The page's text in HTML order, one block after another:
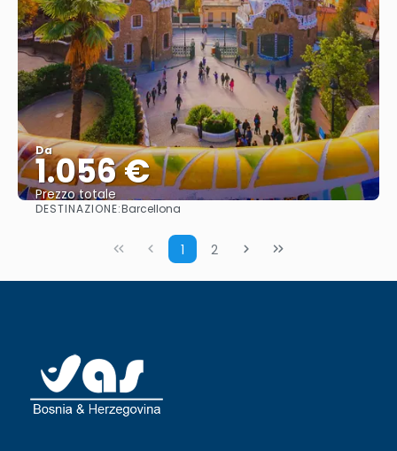
Da
1.056 €
Prezzo totale
Vedere
DESTINAZIONE:Barcellona
1 2